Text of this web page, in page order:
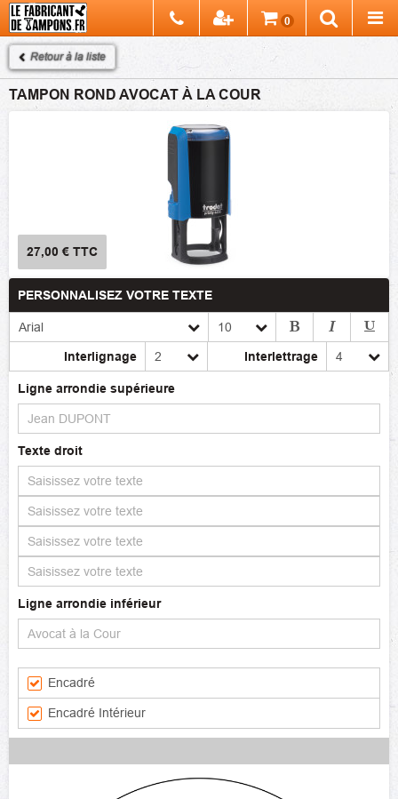
Retour à la liste
TAMPON ROND AVOCAT À LA COUR
27,00 € TTC
PERSONNALISEZ VOTRE TEXTE
Interlignage Interlettrage
Ligne arrondie supérieure
Texte droit
Ligne arrondie inférieur
Encadré
Encadré Intérieur
0
Chercher